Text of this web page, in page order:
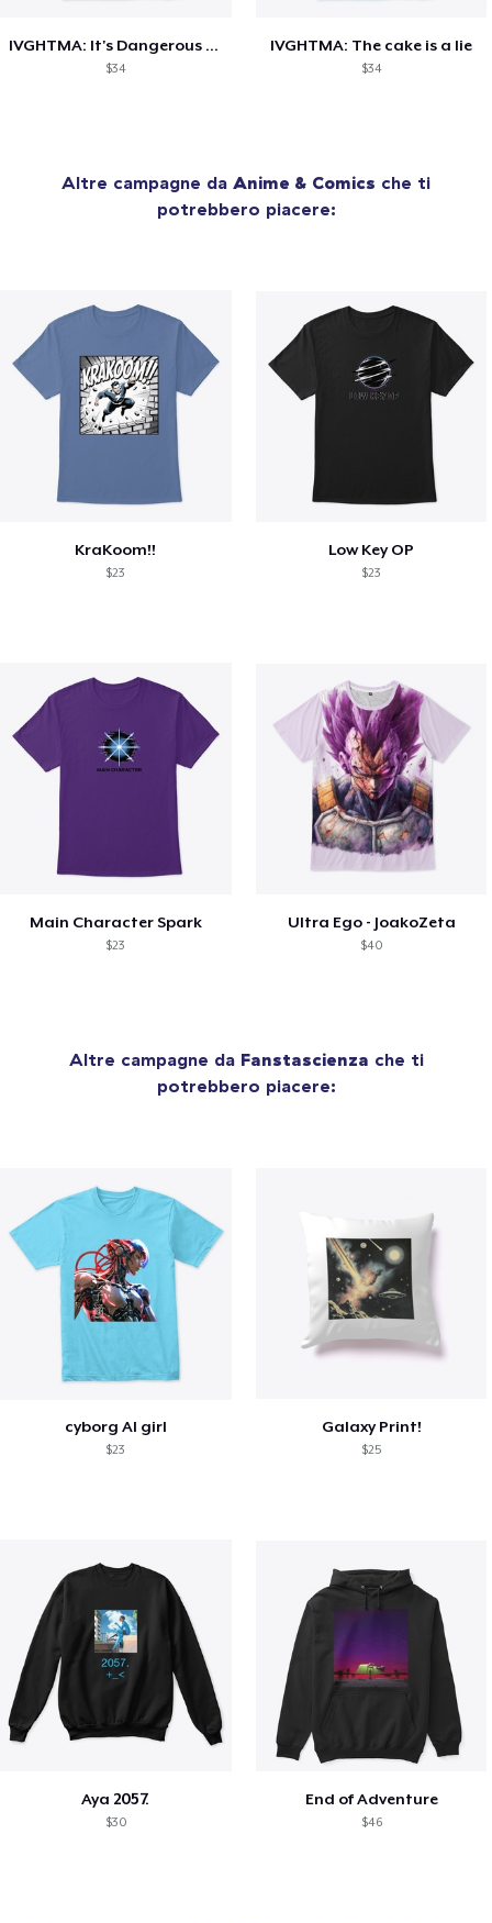
IVGHTMA: It's Dangerous to go Alone
$34
IVGHTMA: The cake is a lie
$34
Altre campagne da Anime & Comics che ti
potrebbero piacere:
KraKoom!!
$23
Low Key OP
$23
Main Character Spark
$23
Ultra Ego - JoakoZeta
$40
Altre campagne da Fanstascienza che ti
potrebbero piacere:
cyborg AI girl
$23
Galaxy Print!
$25
Aya 2057.
$30
End of Adventure
$46